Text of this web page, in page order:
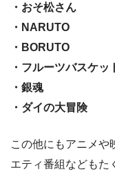
・おそ松さん
・NARUTO
・BORUTO
・フルーツバスケッ
・銀魂
・ダイの大冒険
この他にもアニメや
エティ番組などもた